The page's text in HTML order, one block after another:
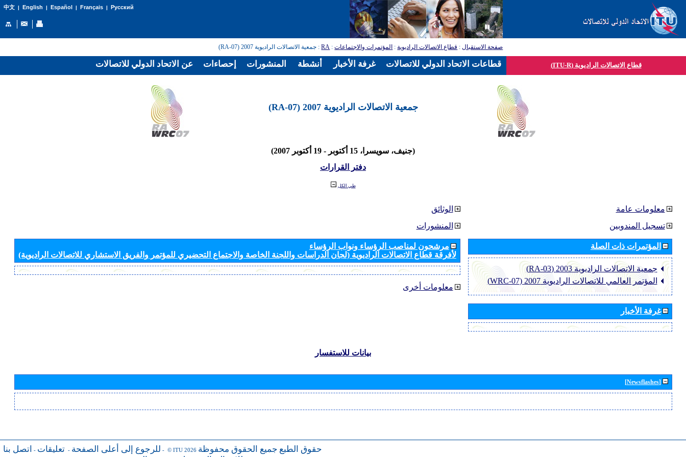
中文| English | Español | Français| Русский
صفحة الاستقبال: قطاع الاتصالات الراديوية: المؤتمرات والاجتماعات:
RA: جمعية الاتصالات الراديوية 2007 (RA-07)
قطاع الاتصالات الراديوية (ITU-R)
جمعية الاتصالات الراديوية 2007 (RA-07)
(جنيف، سويسرا، 15 أكتوبر - 19 أكتوبر 2007)
دفتر القرارات
طي الكل
الوثائق
المنشورات
مرشحون لمناصب الرؤساء ونواب الرؤساء
لأفرقة قطاع الاتصالات الراديوية (لجان الدراسات واللجنة الخاصة والاجتماع التحضيري للمؤتمر والفريق الاستشاري للاتصالات الراديوية)
معلومات أخرى
معلومات عامة
تسجيل المندوبين
المؤتمرات ذات الصلة
جمعية الاتصالات الراديوية 2003 (RA-03)
المؤتمر العالمي للاتصالات الراديوية 2007 (WRC-07)
غرفة الأخبار
بيانات للاستفسار
[Newsflashes]
للرجوع إلى أعلى الصفحة - تعليقات - اتصل بنا - © ITU 2026 حقوق الطبع جميع الحقوق محفوظة
عن الاتحاد الدولي للاتصالات إحصاءات المنشورات أنشطة غرفة الأخبار قطاعات الاتحاد الدولي للاتصالات